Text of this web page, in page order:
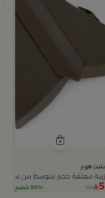
بلندز هوم
زينة معلقة حجم متوسط من موث
5
50 90% خصم